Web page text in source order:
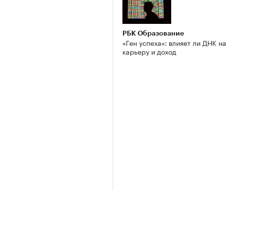
РБК Образование
«Ген успеха»: влияет ли ДНК на
карьеру и доход